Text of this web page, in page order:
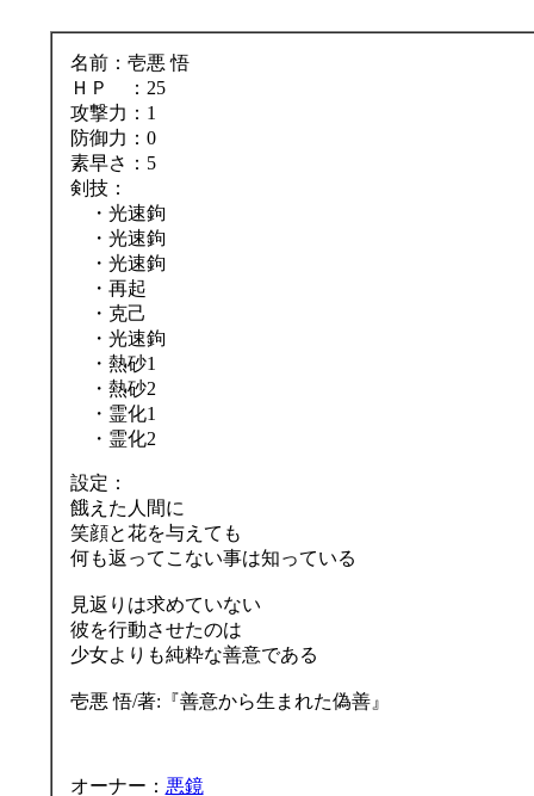
名前：壱悪 悟
ＨＰ ：25
攻撃力：1
防御力：0
素早さ：5
剣技：
・光速鉤
・光速鉤
・光速鉤
・再起
・克己
・光速鉤
・熱砂1
・熱砂2
・霊化1
・霊化2
設定：
餓えた人間に
笑顔と花を与えても
何も返ってこない事は知っている
見返りは求めていない
彼を行動させたのは
少女よりも純粋な善意である
壱悪 悟/著:『善意から生まれた偽善』
オーナー： 悪鏡